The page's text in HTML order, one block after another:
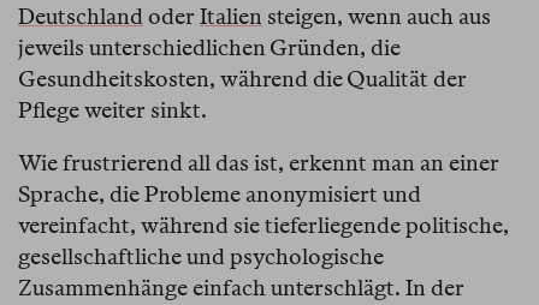
Deutschland oderItalien steigen, wenn auch aus
jeweils unterschiedlichen Gründen, die
Gesundheitskosten, während die Qualität der
Pflege weiter sinkt.
Wie frustrierend all das ist, erkennt man an einer
Sprache, die Probleme anonymisiert und
vereinfacht, während sie tieferliegende politische,
gesellschaftliche und psychologische
Zusammenhänge einfach unterschlägt. In der